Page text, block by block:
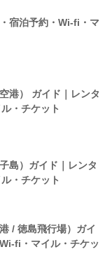
宿泊予約・Wi-fi・マ
港） ガイド｜レンタ
・チケット
島）ガイド｜レンタ
・チケット
/ 徳島飛行場）ガイ
fi・マイル・チケッ